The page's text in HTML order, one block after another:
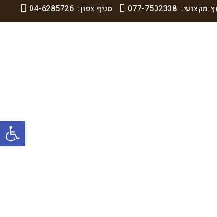
מקצועי: 077-7502338 סניף צפון: 04-6285726
פתח